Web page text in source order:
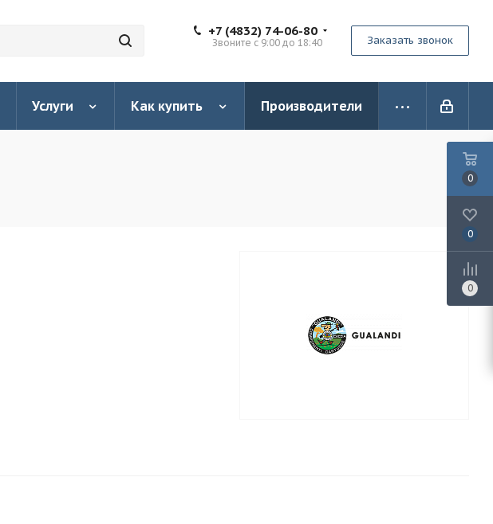
+7 (4832) 74-06-80
Звоните с 9:00 до 18:40 Заказать звонок
Услуги Как купить Производители
0
0
0